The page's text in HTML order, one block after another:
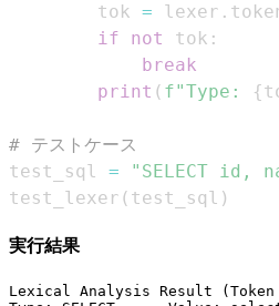
        tok
= lexer .
if
not tok :
break
print ( f"Type: {
# テストケース
test_sql =
"SELECT id,
test_lexer ( test_sql )
実行結果
Lexical Analysis Result (Token